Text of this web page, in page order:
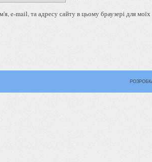
e-mail, та адресу сайту в цьому браузері для